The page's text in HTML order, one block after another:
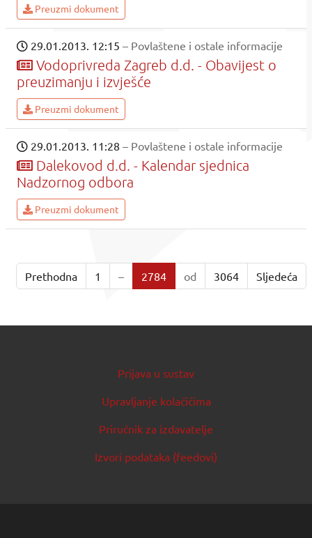
Preuzmi dokument
29.01.2013. 12:15 – Povlaštene i ostale informacije
Vodoprivreda Zagreb d.d. - Obavijest o
preuzimanju i izvješće
Preuzmi dokument
29.01.2013. 11:28 – Povlaštene i ostale informacije
Dalekovod d.d. - Kalendar sjednica
Nadzornog odbora
Preuzmi dokument
Prethodna 1 – 2784 od 3064 Sljedeća
Prijava u sustav
Upravljanje kolačićima
Priručnik za izdavatelje
Izvori podataka (feedovi)